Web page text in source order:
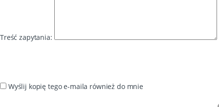
Treść zapytania:
Wyślij kopię tego e-maila również do mnie